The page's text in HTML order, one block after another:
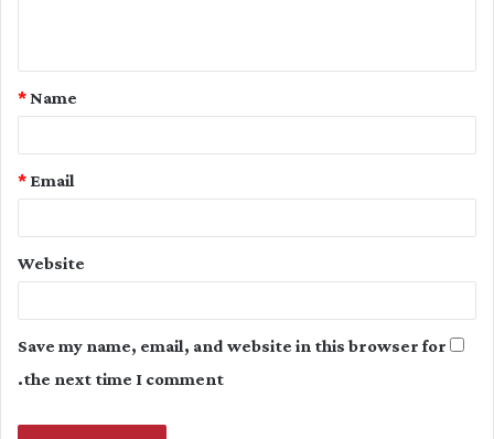
t
Name
*
Email
*
Website
Save my name, email, and website in this browser for
the next time I comment.